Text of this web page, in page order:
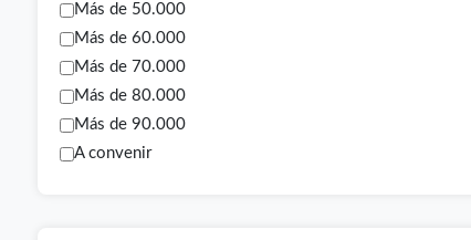
Más de 50.000
Más de 60.000
Más de 70.000
Más de 80.000
Más de 90.000
A convenir